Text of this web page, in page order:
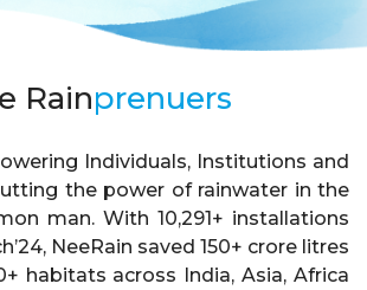
Rainprenuers
Individuals, Institutions and
the power of rainwater in the
man. With 10,291+ installations
NeeRain saved 150+ crore litres
habitats across India, Asia, Africa